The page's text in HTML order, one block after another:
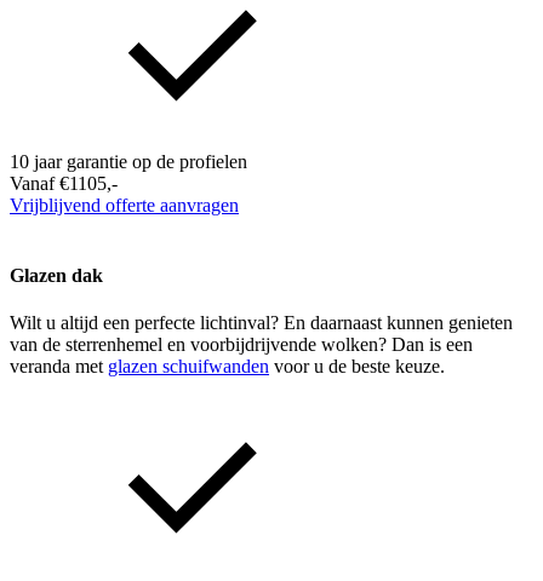
10 jaar garantie op de profielen
Vanaf €1105,-
Vrijblijvend offerte aanvragen
Glazen dak
Wilt u altijd een perfecte lichtinval? En daarnaast kunnen genieten
van de sterrenhemel en voorbijdrijvende wolken? Dan is een
veranda met glazen schuifwanden voor u de beste keuze.